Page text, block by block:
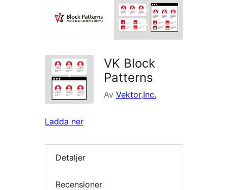
VK Block
Patterns
Av Vektor,Inc.
Ladda ner
Detaljer
Recensioner